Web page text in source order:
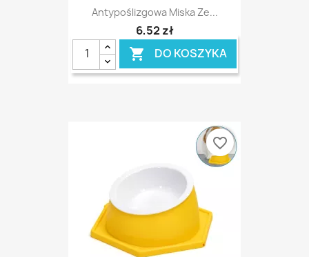
Antypoślizgowa Miska Ze...
6,52 zł
 DO KOSZYKA
favorite_border